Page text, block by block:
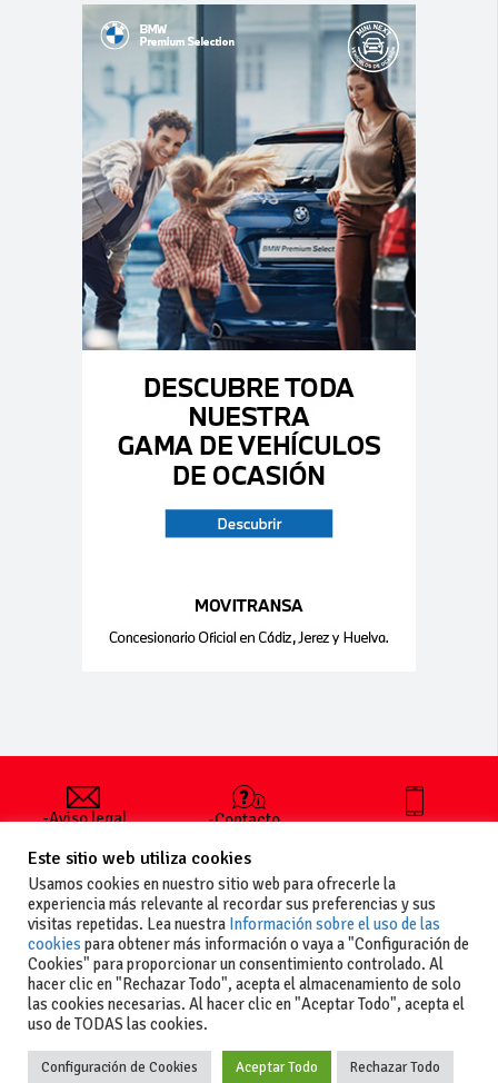
-Aviso legal
generales
de uso
-Política de
privacidad
-Política de
cookies
-Contacto
publicar un
anuncio
-Vende+
+34 627 35
Este sitio web utiliza cookies
Usamos cookies en nuestro sitio web para ofrecerle la
experiencia más relevante al recordar sus preferencias y sus
visitas repetidas. Lea nuestra Información sobre el uso de las
cookies para obtener más información o vaya a "Configuración de
Cookies" para proporcionar un consentimiento controlado. Al
hacer clic en "Rechazar Todo", acepta el almacenamiento de solo
las cookies necesarias. Al hacer clic en "Aceptar Todo", acepta el
uso de TODAS las cookies.
Configuración de Cookies Aceptar Todo Rechazar Todo